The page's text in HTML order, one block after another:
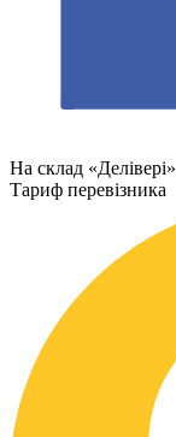
На склад «Делівері»
Тариф перевізника